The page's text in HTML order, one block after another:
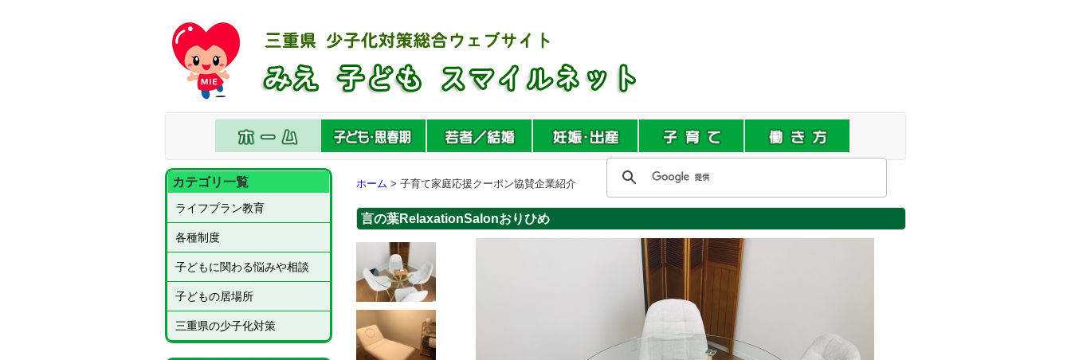
カテゴリ一覧
ライフプラン教育
各種制度
子どもに関わる悩みや相談
子どもの居場所
三重県の少子化対策
ホーム > 子育て家庭応援クーポン協賛企業紹介
言の葉RelaxationSalonおりひめ